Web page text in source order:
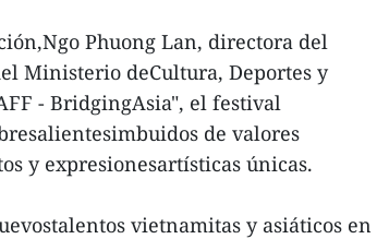
Phuong Lan, directora del
Ministerio deCultura, Deportes y
- BridgingAsia", el festival
de valores
y expresionesartísticas únicas.
vietnamitas y asiáticos en